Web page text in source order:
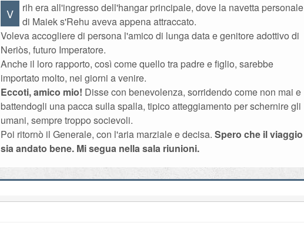
V
rih era all'ingresso dell'hangar principale, dove la navetta personale
di Maiek s'Rehu aveva appena attraccato.
Voleva accogliere di persona l'amico di lunga data e genitore adottivo di
Neriòs, futuro Imperatore.
Anche il loro rapporto, così come quello tra padre e figlio, sarebbe
importato molto, nei giorni a venire.
Eccoti, amico mio! Disse con benevolenza, sorridendo come non mai e
battendogli una pacca sulla spalla, tipico atteggiamento per schernire gli
umani, sempre troppo socievoli.
Poi ritornò il Generale, con l'aria marziale e decisa.Spero che il viaggio
sia andato bene. Mi segua nella sala riunioni.